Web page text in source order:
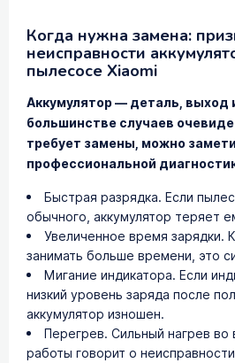
Когда нужна замена:
неисправности
пылесосе Xiaomi
Аккумулятор — деталь, выход
большинстве случаев
требует замены, можно
профессиональной
Быстрая разрядка. Если
обычного, аккумулятор теряет
Увеличенное время зарядки.
занимать больше времени, это
Мигание индикатора. Если
низкий уровень заряда после
аккумулятор изношен.
Перегрев. Сильный нагрев во
работы говорит о